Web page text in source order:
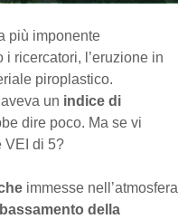
più imponente
ricercatori, l’eruzione in
piroplastico.
un indice di
dire poco. Ma se vi
VEI di 5?
immesse nell’atmosfera
della